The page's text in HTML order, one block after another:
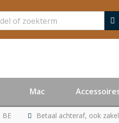
Mac
BE Betaal achteraf, ook